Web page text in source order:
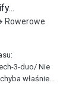
Rowerowe
3-duo/ Nie
właśnie...